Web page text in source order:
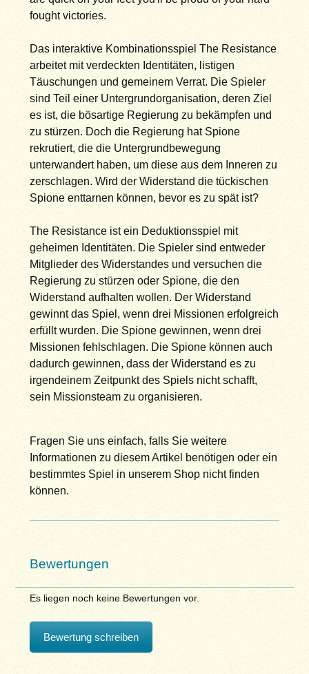
fought victories.
Das interaktive Kombinationsspiel The Resistance
arbeitet mit verdeckten Identitäten, listigen
Täuschungen und gemeinem Verrat. Die Spieler
sind Teil einer Untergrundorganisation, deren Ziel
es ist, die bösartige Regierung zu bekämpfen und
zu stürzen. Doch die Regierung hat Spione
rekrutiert, die die Untergrundbewegung
unterwandert haben, um diese aus dem Inneren zu
zerschlagen. Wird der Widerstand die tückischen
Spione enttarnen können, bevor es zu spät ist?
The Resistance ist ein Deduktionsspiel mit
geheimen Identitäten. Die Spieler sind entweder
Mitglieder des Widerstandes und versuchen die
Regierung zu stürzen oder Spione, die den
Widerstand aufhalten wollen. Der Widerstand
gewinnt das Spiel, wenn drei Missionen erfolgreich
erfüllt wurden. Die Spione gewinnen, wenn drei
Missionen fehlschlagen. Die Spione können auch
dadurch gewinnen, dass der Widerstand es zu
irgendeinem Zeitpunkt des Spiels nicht schafft,
sein Missionsteam zu organisieren.
Fragen Sie uns einfach, falls Sie weitere
Informationen zu diesem Artikel benötigen oder ein
bestimmtes Spiel in unserem Shop nicht finden
können.
Bewertungen
Es liegen noch keine Bewertungen vor.
Bewertung schreiben